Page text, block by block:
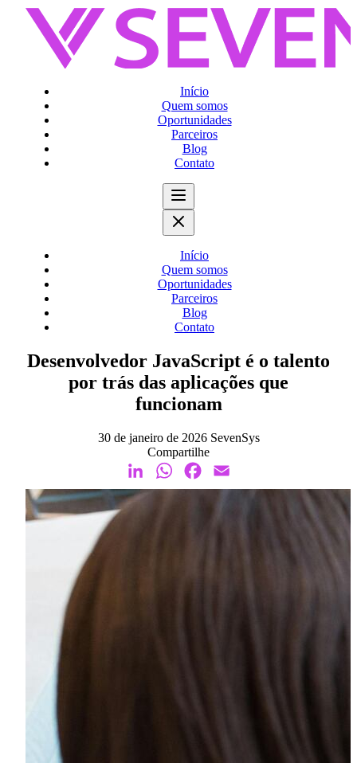
Início
Quem somos
Oportunidades
Parceiros
Blog
Contato
Início
Quem somos
Oportunidades
Parceiros
Blog
Contato
Desenvolvedor JavaScript é o talento
por trás das aplicações que
funcionam
30 de janeiro de 2026 SevenSys
Compartilhe
LinkedInWhatsAppFacebook